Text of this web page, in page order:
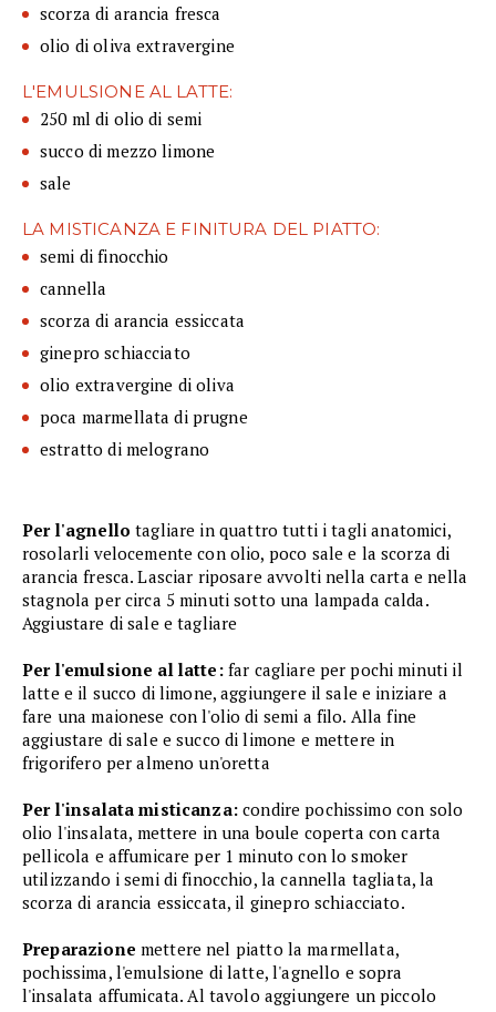
scorza di arancia fresca
olio di oliva extravergine
L'EMULSIONE AL LATTE:
250 ml di olio di semi
succo di mezzo limone
sale
LA MISTICANZA E FINITURA DEL PIATTO:
semi di finocchio
cannella
scorza di arancia essiccata
ginepro schiacciato
olio extravergine di oliva
poca marmellata di prugne
estratto di melograno
Per l'agnello tagliare in quattro tutti i tagli anatomici,
rosolarli velocemente con olio, poco sale e la scorza di
arancia fresca. Lasciar riposare avvolti nella carta e nella
stagnola per circa 5 minuti sotto una lampada calda.
Aggiustare di sale e tagliare
Per l'emulsione al latte:far cagliare per pochi minuti il
latte e il succo di limone, aggiungere il sale e iniziare a
fare una maionese con l'olio di semi a filo. Alla fine
aggiustare di sale e succo di limone e mettere in
frigorifero per almeno un'oretta
Per l'insalata misticanza:condire pochissimo con solo
olio l'insalata, mettere in una boule coperta con carta
pellicola e affumicare per 1 minuto con lo smoker
utilizzando i semi di finocchio, la cannella tagliata, la
scorza di arancia essiccata, il ginepro schiacciato.
Preparazione mettere nel piatto la marmellata,
pochissima, l'emulsione di latte, l'agnello e sopra
l'insalata affumicata. Al tavolo aggiungere un piccolo